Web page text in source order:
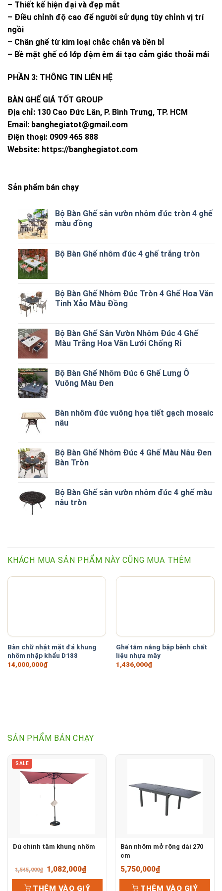
– Thiết kế hiện đại và đẹp mắt
– Điều chỉnh độ cao để người sử dụng tùy chỉnh vị trí
ngồi
– Chân ghế từ kim loại chắc chắn và bền bỉ
– Bề mặt ghế có lớp đệm êm ái tạo cảm giác thoải mái
PHẦN 3: THÔNG TIN LIÊN HỆ
BÀN GHẾ GIÁ TỐT GROUP
Địa chỉ: 130 Cao Đức Lân, P. Bình Trưng, TP. HCM
Email: banghegiatot@gmail.com
Điện thoại: 0909 465 888
Website: https://banghegiatot.com
Sản phẩm bán chạy
Bộ Bàn Ghế sân vườn nhôm đúc tròn 4 ghế
màu đồng
Bộ Bàn Ghế nhôm đúc 4 ghế trắng tròn
Bộ Bàn Ghế Nhôm Đúc Tròn 4 Ghế Hoa Văn
Tinh Xảo Màu Đồng
Bộ Bàn Ghế Sân Vườn Nhôm Đúc 4 Ghế
Màu Trắng Hoa Văn Lưới Chống Rỉ
Bộ Bàn Ghế Nhôm Đúc 6 Ghế Lưng Ô
Vuông Màu Đen
Bàn nhôm đúc vuông họa tiết gạch mosaic
nâu
Bộ Bàn Ghế Nhôm Đúc 4 Ghế Màu Nâu Đen
Bàn Tròn
Bộ Bàn Ghế sân vườn nhôm đúc 4 ghế màu
nâu tròn
KHÁCH MUA SẢN PHẨM NÀY CŨNG MUA THÊM
Bàn chữ nhật mặt đá khung
nhôm nhập khẩu D188
14,000,000₫
Ghế tắm nắng bập bênh chất
liệu nhựa mây
1,436,000₫
SẢN PHẨM BÁN CHẠY
SALE
Dù chính tâm khung nhôm
1,545,000₫
Giá
gốc
1,082,000₫Giá
hiện
THÊM VÀO GIỶ
Bàn nhôm mở rộng dài 270
cm
5,750,000₫
THÊM VÀO GIỶ